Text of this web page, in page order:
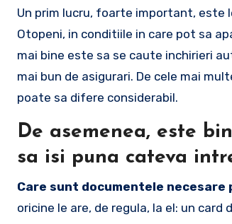
Un prim lucru, foarte important, este
Otopeni, in conditiile in care pot sa
mai bine este sa se caute inchirieri
mai bun de asigurari. De cele mai
poate sa difere considerabil.
De asemenea, este
sa isi puna cateva
Care sunt documentele
oricine le are, de regula, la el: un